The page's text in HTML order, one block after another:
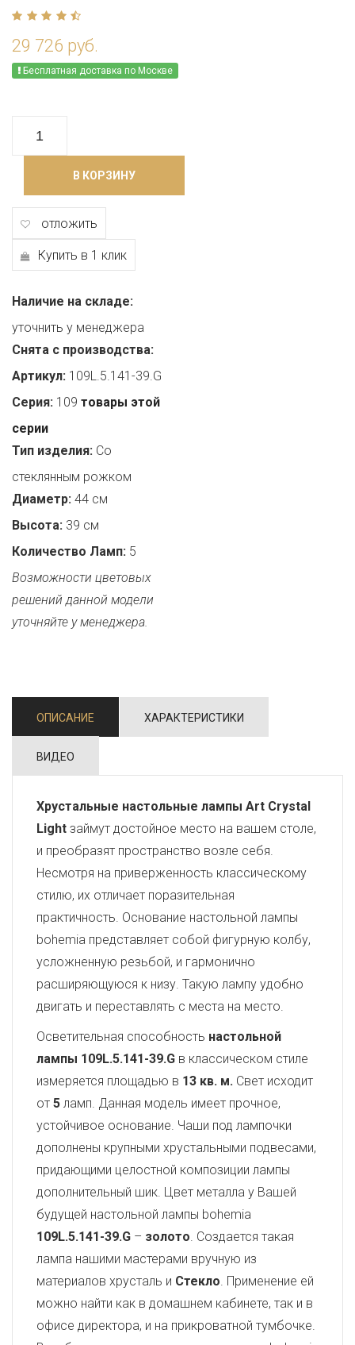
29 726 руб.
Бесплатная доставка по Москве
В КОРЗИНУ
отложить
Купить в 1 клик
Наличие на складе:
уточнить у менеджера
Снята с производства:
Артикул: 109L.5.141-39.G
Серия: 109 товары этой
серии
Тип изделия: Со
стеклянным рожком
Диаметр: 44 см
Высота: 39 см
Количество Ламп: 5
Возможности цветовых
решений данной модели
уточняйте у менеджера.
ОПИСАНИЕ ХАРАКТЕРИСТИКИ
ВИДЕО
Хрустальные настольные лампы Art Crystal
Light займут достойное место на вашем столе,
и преобразят пространство возле себя.
Несмотря на приверженность классическому
стилю, их отличает поразительная
практичность. Основание настольной лампы
bohemia представляет собой фигурную колбу,
усложненную резьбой, и гармонично
расширяющуюся к низу. Такую лампу удобно
двигать и переставлять с места на место.
Осветительная способность настольной
лампы 109L.5.141-39.G в классическом стиле
измеряется площадью в 13 кв. м. Свет исходит
от 5 ламп. Данная модель имеет прочное,
устойчивое основание. Чаши под лампочки
дополнены крупными хрустальными подвесами,
придающими целостной композиции лампы
дополнительный шик. Цвет металла у Вашей
будущей настольной лампы bohemia
109L.5.141-39.G – золото. Создается такая
лампа нашими мастерами вручную из
материалов хрусталь и Стекло. Применение ей
можно найти как в домашнем кабинете, так и в
офисе директора, и на прикроватной тумбочке.